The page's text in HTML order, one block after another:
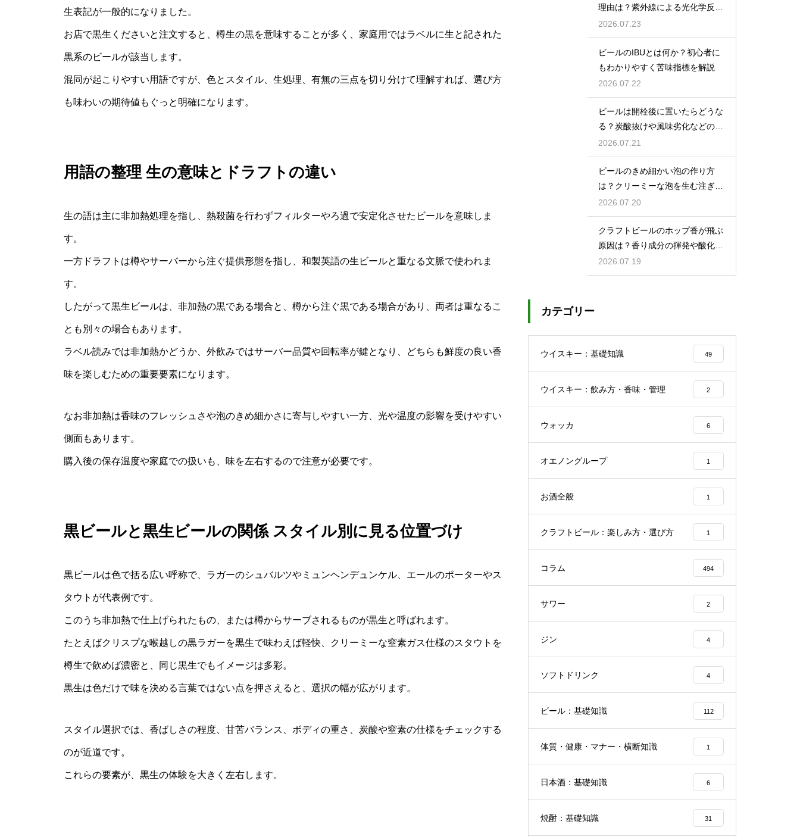
生表記が一般的になりました。
お店で黒生くださいと注文すると、樽生の黒を意味することが多く、家庭用ではラベルに生と記された
黒系のビールが該当します。
混同が起こりやすい用語ですが、色とスタイル、生処理、有無の三点を切り分けて理解すれば、選び方
も味わいの期待値もぐっと明確になります。
用語の整理 生の意味とドラフトの違い
生の語は主に非加熱処理を指し、熱殺菌を行わずフィルターやろ過で安定化させたビールを意味しま
す。
一方ドラフトは樽やサーバーから注ぐ提供形態を指し、和製英語の生ビールと重なる文脈で使われま
す。
したがって黒生ビールは、非加熱の黒である場合と、樽から注ぐ黒である場合があり、両者は重なるこ
とも別々の場合もあります。
ラベル読みでは非加熱かどうか、外飲みではサーバー品質や回転率が鍵となり、どちらも鮮度の良い香
味を楽しむための重要要素になります。
なお非加熱は香味のフレッシュさや泡のきめ細かさに寄与しやすい一方、光や温度の影響を受けやすい
側面もあります。
購入後の保存温度や家庭での扱いも、味を左右するので注意が必要です。
黒ビールと黒生ビールの関係 スタイル別に見る位置づけ
黒ビールは色で括る広い呼称で、ラガーのシュバルツやミュンヘンデュンケル、エールのポーターやス
タウトが代表例です。
このうち非加熱で仕上げられたもの、または樽からサーブされるものが黒生と呼ばれます。
たとえばクリスプな喉越しの黒ラガーを黒生で味わえば軽快、クリーミーな窒素ガス仕様のスタウトを
樽生で飲めば濃密と、同じ黒生でもイメージは多彩。
黒生は色だけで味を決める言葉ではない点を押さえると、選択の幅が広がります。
スタイル選択では、香ばしさの程度、甘苦バランス、ボディの重さ、炭酸や窒素の仕様をチェックする
のが近道です。
これらの要素が、黒生の体験を大きく左右します。
理由は？紫外線による光化学反応
で風味が損なわれるため
2026.07.23
ビールのIBUとは何か？初心者に
もわかりやすく苦味指標を解説
2026.07.22
ビールは開栓後に置いたらどうな
る？炭酸抜けや風味劣化などの影
響を解説
2026.07.21
ビールのきめ細かい泡の作り方
は？クリーミーな泡を生む注ぎ方
のコツ
2026.07.20
クラフトビールのホップ香が飛ぶ
原因は？香り成分の揮発や酸化で
失われる理由を解説
2026.07.19
カテゴリー
ウイスキー：基礎知識 49
ウイスキー：飲み方・香味・管理 2
ウォッカ 6
オエノングループ 1
お酒全般 1
クラフトビール：楽しみ方・選び方 1
コラム 494
サワー 2
ジン 4
ソフトドリンク 4
ビール：基礎知識 112
体質・健康・マナー・横断知識 1
日本酒：基礎知識 6
焼酎：基礎知識 31